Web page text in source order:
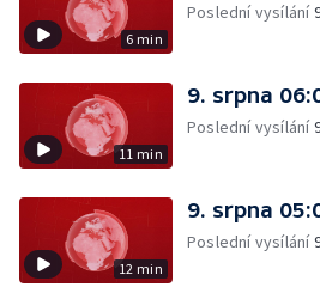
6 min
Poslední vysílání
11 min
9. srpna
Poslední vysílání
12 min
9. srpna
Poslední vysílání